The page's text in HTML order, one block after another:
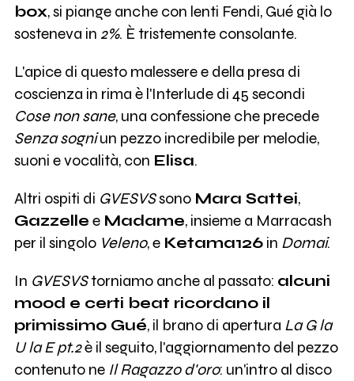
box, si piange anche con lenti Fendi, Gué già lo
sosteneva in 2%. È tristemente consolante.
L'apice di questo malessere e della presa di
coscienza in rima è l'Interlude di 45 secondi
Cose non sane, una confessione che precede
Senza sogniun pezzo incredibile per melodie,
suoni e vocalità, con Elisa.
Altri ospiti di GVESVSsono Mara Sattei,
Gazzelle e Madame, insieme a Marracash
per il singolo Veleno, e Ketama126in Domai.
In GVESVStorniamo anche al passato: alcuni
mood e certi beat ricordano il
primissimo Gué, il brano di apertura La G la
U la E pt.2è il seguito, l'aggiornamento del pezzo
contenuto ne Il Ragazzo d'oro: un'intro al disco